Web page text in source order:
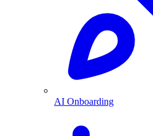
AI Onboarding